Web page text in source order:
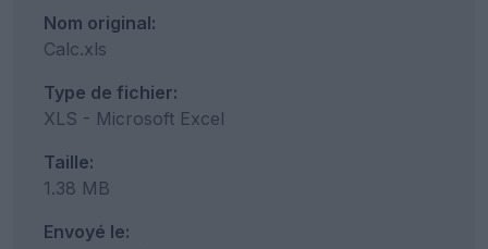
Nom original:
Calc.xls
Type de fichier:
XLS - Microsoft Excel
Taille:
1.38 MB
Envoyé le: